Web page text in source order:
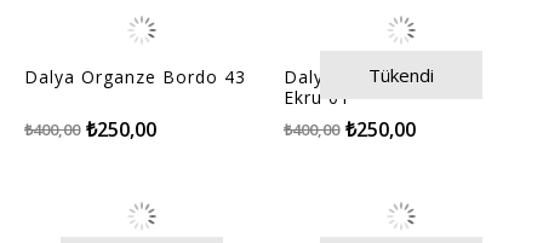
Dalya Organze Bordo 43
₺250,00
₺400,00
Tükendi
Dalya Organze Kumaş
Ekru 01
₺250,00
₺400,00